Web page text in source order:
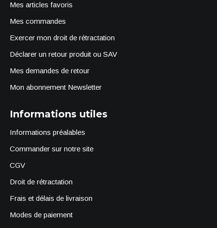
Mes articles favoris
Mes commandes
Exercer mon droit de rétractation
Déclarer un retour produit ou SAV
Mes demandes de retour
Mon abonnement Newsletter
Informations utiles
Informations préalables
Commander sur notre site
CGV
Droit de rétractation
Frais et délais de livraison
Modes de paiement